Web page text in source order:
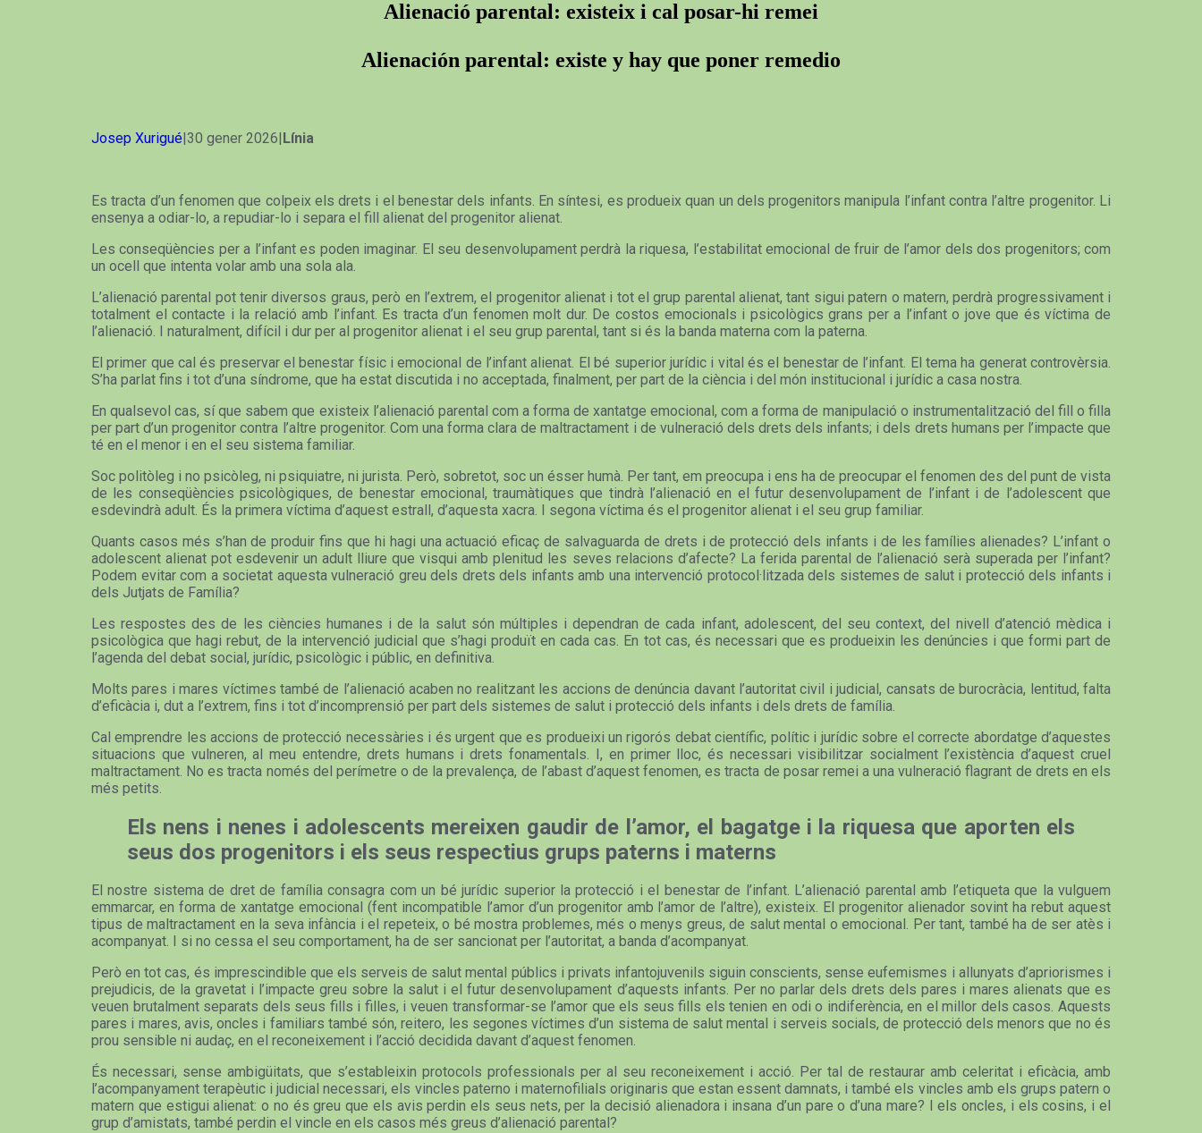
Alienació parental: existeix i cal posar-hi remei
Alienación parental: existe y hay que poner remedio
Josep Xurigué|30 gener 2026|Línia
Es tracta d’un fenomen que colpeix els drets i el benestar dels infants. En síntesi, es produeix quan un dels progenitors manipula l’infant contra l’altre progenitor. Li
ensenya a odiar-lo, a repudiar-lo i separa el fill alienat del progenitor alienat.
Les conseqüències per a l’infant es poden imaginar. El seu desenvolupament perdrà la riquesa, l’estabilitat emocional de fruir de l’amor dels dos progenitors; com
un ocell que intenta volar amb una sola ala.
L’alienació parental pot tenir diversos graus, però en l’extrem, el progenitor alienat i tot el grup parental alienat, tant sigui patern o matern, perdrà progressivament i
totalment el contacte i la relació amb l’infant. Es tracta d’un fenomen molt dur. De costos emocionals i psicològics grans per a l’infant o jove que és víctima de
l’alienació. I naturalment, difícil i dur per al progenitor alienat i el seu grup parental, tant si és la banda materna com la paterna.
El primer que cal és preservar el benestar físic i emocional de l’infant alienat. El bé superior jurídic i vital és el benestar de l’infant. El tema ha generat controvèrsia.
S’ha parlat fins i tot d’una síndrome, que ha estat discutida i no acceptada, finalment, per part de la ciència i del món institucional i jurídic a casa nostra.
En qualsevol cas, sí que sabem que existeix l’alienació parental com a forma de xantatge emocional, com a forma de manipulació o instrumentalització del fill o filla
per part d’un progenitor contra l’altre progenitor. Com una forma clara de maltractament i de vulneració dels drets dels infants; i dels drets humans per l’impacte que
té en el menor i en el seu sistema familiar.
Soc politòleg i no psicòleg, ni psiquiatre, ni jurista. Però, sobretot, soc un ésser humà. Per tant, em preocupa i ens ha de preocupar el fenomen des del punt de vista
de les conseqüències psicològiques, de benestar emocional, traumàtiques que tindrà l’alienació en el futur desenvolupament de l’infant i de l’adolescent que
esdevindrà adult. És la primera víctima d’aquest estrall, d’aquesta xacra. I segona víctima és el progenitor alienat i el seu grup familiar.
Quants casos més s’han de produir fins que hi hagi una actuació eficaç de salvaguarda de drets i de protecció dels infants i de les famílies alienades? L’infant o
adolescent alienat pot esdevenir un adult lliure que visqui amb plenitud les seves relacions d’afecte? La ferida parental de l’alienació serà superada per l’infant?
Podem evitar com a societat aquesta vulneració greu dels drets dels infants amb una intervenció protocol·litzada dels sistemes de salut i protecció dels infants i
dels Jutjats de Família?
Les respostes des de les ciències humanes i de la salut són múltiples i dependran de cada infant, adolescent, del seu context, del nivell d’atenció mèdica i
psicològica que hagi rebut, de la intervenció judicial que s’hagi produït en cada cas. En tot cas, és necessari que es produeixin les denúncies i que formi part de
l’agenda del debat social, jurídic, psicològic i públic, en definitiva.
Molts pares i mares víctimes també de l’alienació acaben no realitzant les accions de denúncia davant l’autoritat civil i judicial, cansats de burocràcia, lentitud, falta
d’eficàcia i, dut a l’extrem, fins i tot d’incomprensió per part dels sistemes de salut i protecció dels infants i dels drets de família.
Cal emprendre les accions de protecció necessàries i és urgent que es produeixi un rigorós debat científic, polític i jurídic sobre el correcte abordatge d’aquestes
situacions que vulneren, al meu entendre, drets humans i drets fonamentals. I, en primer lloc, és necessari visibilitzar socialment l’existència d’aquest cruel
maltractament. No es tracta només del perímetre o de la prevalença, de l’abast d’aquest fenomen, es tracta de posar remei a una vulneració flagrant de drets en els
més petits.
Els nens i nenes i adolescents mereixen gaudir de l’amor, el bagatge i la riquesa que aporten els
seus dos progenitors i els seus respectius grups paterns i materns
El nostre sistema de dret de família consagra com un bé jurídic superior la protecció i el benestar de l’infant. L’alienació parental amb l’etiqueta que la vulguem
emmarcar, en forma de xantatge emocional (fent incompatible l’amor d’un progenitor amb l’amor de l’altre), existeix. El progenitor alienador sovint ha rebut aquest
tipus de maltractament en la seva infància i el repeteix, o bé mostra problemes, més o menys greus, de salut mental o emocional. Per tant, també ha de ser atès i
acompanyat. I si no cessa el seu comportament, ha de ser sancionat per l’autoritat, a banda d’acompanyat.
Però en tot cas, és imprescindible que els serveis de salut mental públics i privats infantojuvenils siguin conscients, sense eufemismes i allunyats d’apriorismes i
prejudicis, de la gravetat i l’impacte greu sobre la salut i el futur desenvolupament d’aquests infants. Per no parlar dels drets dels pares i mares alienats que es
veuen brutalment separats dels seus fills i filles, i veuen transformar-se l’amor que els seus fills els tenien en odi o indiferència, en el millor dels casos. Aquests
pares i mares, avis, oncles i familiars també són, reitero, les segones víctimes d’un sistema de salut mental i serveis socials, de protecció dels menors que no és
prou sensible ni audaç, en el reconeixement i l’acció decidida davant d’aquest fenomen.
És necessari, sense ambigüitats, que s’estableixin protocols professionals per al seu reconeixement i acció. Per tal de restaurar amb celeritat i eficàcia, amb
l’acompanyament terapèutic i judicial necessari, els vincles paterno i maternofilials originaris que estan essent damnats, i també els vincles amb els grups patern o
matern que estigui alienat: o no és greu que els avis perdin els seus nets, per la decisió alienadora i insana d’un pare o d’una mare? I els oncles, i els cosins, i el
grup d’amistats, també perdin el vincle en els casos més greus d’alienació parental?